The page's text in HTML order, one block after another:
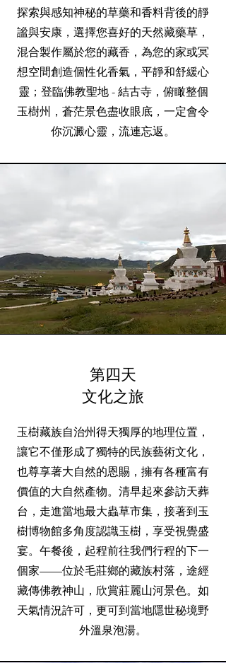
探索與感知神秘的草藥和香料背後的靜
謐與安康 ，選擇您喜好的天然藏藥草，
混合製作屬於您的藏香，為您的家或冥
想空間創造個性化香氣，平靜和舒緩心
靈；登臨佛教聖地 - 結古寺，俯瞰整個
玉樹州，蒼茫景色盡收眼底，一定會令
你沉澱心靈，流連忘返。
第四天
文化之旅
玉樹藏族自治州得天獨厚的地理位置，
讓它不僅形成了獨特的民族藝術文化，
也尊享著大自然的恩賜，擁有各種富有
價值的大自然產物。清早起來參訪天葬
台，走進當地最大蟲草市集，接著到玉
樹博物館多角度認識玉樹，享受視覺盛
宴。午餐後，起程前往我們行程的下一
個家——位於毛莊鄉的藏族村落，途經
藏傳佛教神山，欣賞莊麗山河景色。如
天氣情況許可，更可到當地隱世秘境野
外溫泉泡湯。